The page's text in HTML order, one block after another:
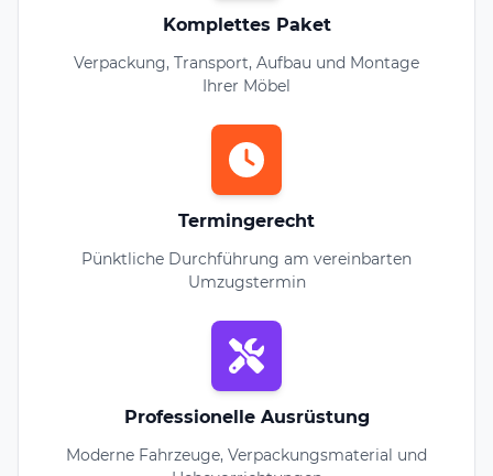
Komplettes Paket
Verpackung, Transport, Aufbau und Montage
Ihrer Möbel
Termingerecht
Pünktliche Durchführung am vereinbarten
Umzugstermin
Professionelle Ausrüstung
Moderne Fahrzeuge, Verpackungsmaterial und